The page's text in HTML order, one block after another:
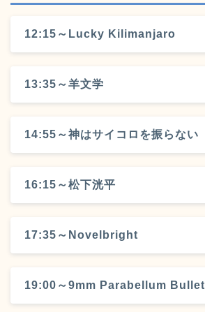
12:15～Lucky Kilimanjaro
13:35～羊文学
14:55～神はサイコロを振らない
16:15～松下洸平
17:35～Novelbright
19:00～9mm Parabellum Bullet